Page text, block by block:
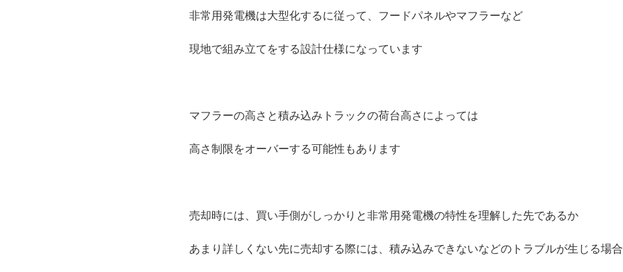
非常用発電機は大型化するに従って、フードパネルやマフラーなど
現地で組み立てをする設計仕様になっています
マフラーの高さと積み込みトラックの荷台高さによっては
高さ制限をオーバーする可能性もあります
売却時には、買い手側がしっかりと非常用発電機の特性を理解した先であるか
あまり詳しくない先に売却する際には、積み込みできないなどのトラブルが生じる場